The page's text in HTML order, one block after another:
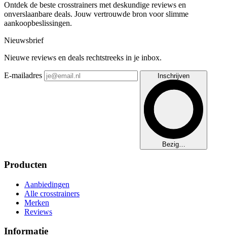
Ontdek de beste crosstrainers met deskundige reviews en
onverslaanbare deals. Jouw vertrouwde bron voor slimme
aankoopbeslissingen.
Nieuwsbrief
Nieuwe reviews en deals rechtstreeks in je inbox.
E-mailadres Inschrijven
Bezig…
Producten
Aanbiedingen
Alle crosstrainers
Merken
Reviews
Informatie